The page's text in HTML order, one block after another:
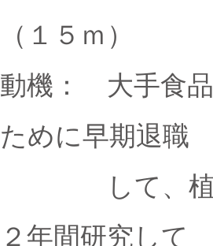
（１５ｍ）
動機： 大手食品
ために早期退職
して、植物工
２年間研究して